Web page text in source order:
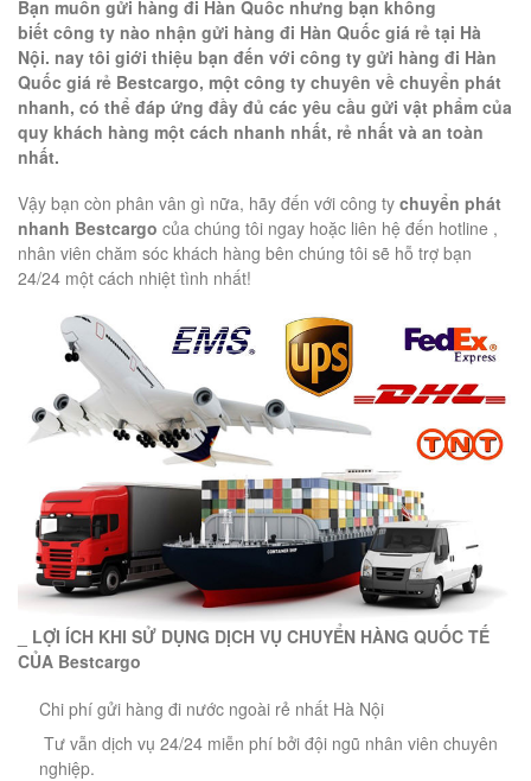
Bạn muốn gửi hàng đi Hàn Quốc nhưng bạn không
biết công ty nào nhận gửi hàng đi Hàn Quốc giá rẻ tại Hà
Nội. nay tôi giới thiệu bạn đến với công ty gửi hàng đi Hàn
Quốc giá rẻ Bestcargo, một công ty chuyên về chuyển phát
nhanh, có thể đáp ứng đầy đủ các yêu cầu gửi vật phẩm của
quy khách hàng một cách nhanh nhất, rẻ nhất và an toàn
nhất.
Vậy bạn còn phân vân gì nữa, hãy đến với công ty chuyển phát
nhanh Bestcargo của chúng tôi ngay hoặc liên hệ đến hotline ,
nhân viên chăm sóc khách hàng bên chúng tôi sẽ hỗ trợ bạn
24/24 một cách nhiệt tình nhất!
LỢI ÍCH KHI SỬ DỤNG DỊCH VỤ CHUYỂN HÀNG QUỐC TẾ
CỦA Bestcargo
Chi phí gửi hàng đi nước ngoài rẻ nhất Hà Nội
Tư vẫn dịch vụ 24/24 miễn phí bởi đội ngũ nhân viên chuyên
nghiệp.